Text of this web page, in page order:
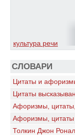
культура речи
СЛОВАРИ
Цитаты и
Цитаты
Афоризмы,
Афоризмы,
Толкин Джон